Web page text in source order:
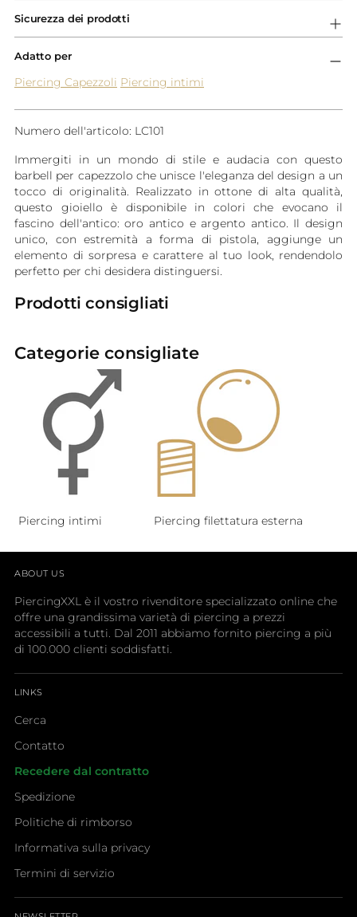
Sicurezza dei prodotti
Adatto per
Piercing Capezzoli Piercing intimi
Numero dell'articolo: LC101
Immergiti in un mondo di stile e audacia con questo
barbell per capezzolo che unisce l'eleganza del design a un
tocco di originalità. Realizzato in ottone di alta qualità,
questo gioiello è disponibile in colori che evocano il
fascino dell'antico: oro antico e argento antico. Il design
unico, con estremità a forma di pistola, aggiunge un
elemento di sorpresa e carattere al tuo look, rendendolo
perfetto per chi desidera distinguersi.
Prodotti consigliati
Categorie consigliate
Piercing intimi Piercing filettatura esterna
ABOUT US
PiercingXXL è il vostro rivenditore specializzato online che
offre una grandissima varietà di piercing a prezzi
accessibili a tutti. Dal 2011 abbiamo fornito piercing a più
di 100.000 clienti soddisfatti.
LINKS
Cerca
Contatto
Recedere dal contratto
Spedizione
Politiche di rimborso
Informativa sulla privacy
Termini di servizio